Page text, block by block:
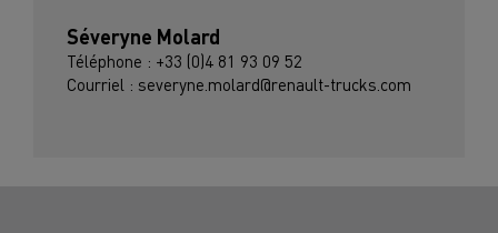
Séveryne Molard
Téléphone : +33 (0)4 81 93 09 52
Courriel : severyne.molard@renault-trucks.com